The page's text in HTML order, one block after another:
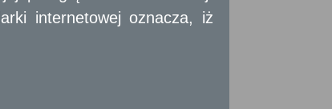
wykorzystywania i oczyszczania
(Dz. U. z 2011 r., Nr 8, poz. 31). w
internetowej oznacza, iż